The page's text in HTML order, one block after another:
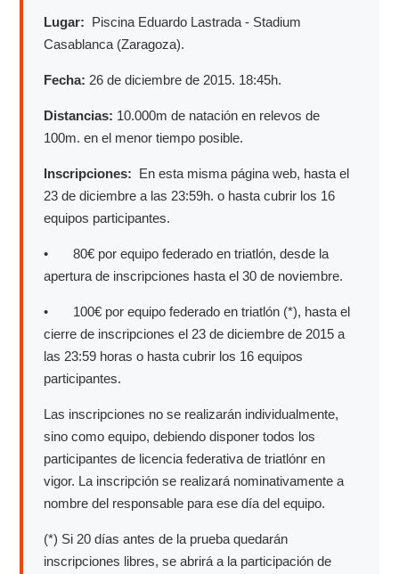
Lugar: Piscina Eduardo Lastrada - Stadium
Casablanca (Zaragoza).
Fecha: 26 de diciembre de 2015. 18:45h.
Distancias: 10.000m de natación en relevos de
100m. en el menor tiempo posible.
Inscripciones: En esta misma página web, hasta el
23 de diciembre a las 23:59h. o hasta cubrir los 16
equipos participantes.
• 80€ por equipo federado en triatlón, desde la
apertura de inscripciones hasta el 30 de noviembre.
• 100€ por equipo federado en triatlón (*), hasta el
cierre de inscripciones el 23 de diciembre de 2015 a
las 23:59 horas o hasta cubrir los 16 equipos
participantes.
Las inscripciones no se realizarán individualmente,
sino como equipo, debiendo disponer todos los
participantes de licencia federativa de triatlónr en
vigor. La inscripción se realizará nominativamente a
nombre del responsable para ese día del equipo.
(*) Si 20 días antes de la prueba quedarán
inscripciones libres, se abrirá a la participación de